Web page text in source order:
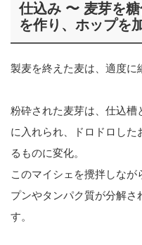
仕込み 〜 麦芽を
を作り、ホップを
製麦を終えた麦は、適度に
粉砕された麦芽は、仕込槽
に入れられ、ドロドロした
るものに変化。
このマイシェを攪拌しな
プンやタンパク質が分解さ
す。